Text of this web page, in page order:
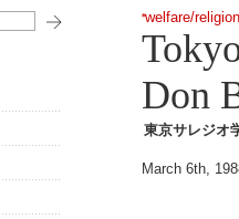
welfare/religion
Don
東京サレジオ
March 6th,